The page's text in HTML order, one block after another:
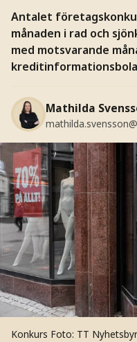
Antalet
månaden i rad och
med motsvarande
Mathilda
Konkurs Foto: TT